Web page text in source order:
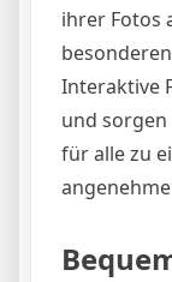
ihrer Fotos
Interaktive
und
für alle zu